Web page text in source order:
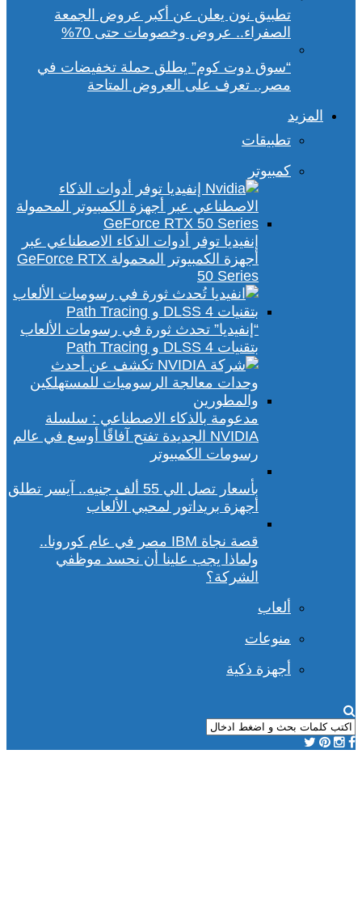
تطبيق نون يعلن عن أكبر عروض الجمعة
الصفراء.. عروض وخصومات حتى 70%
“سوق دوت كوم” يطلق حملة تخفيضات في
مصر.. تعرف على العروض المتاحة
المزيد
تطبيقات
كمبيوتر
إنفيديا توفر أدوات الذكاء الاصطناعي عبر
أجهزة الكمبيوتر المحمولة GeForce RTX
50 Series
“إنفيديا” تحدث ثورة في رسومات الألعاب
بتقنيات DLSS 4 و Path Tracing
مدعومة بالذكاء الاصطناعي : سلسلة
NVIDIA الجديدة تفتح آفاقًا أوسع في عالم
رسومات الكمبيوتر
بأسعار تصل الي 55 ألف جنيه.. آيسر تطلق
أجهزة بريداتور لمحبي الألعاب
قصة نجاة IBM مصر في عام كورونا..
ولماذا يجب علينا أن نحسد موظفي
الشركة؟
ألعاب
منوعات
أجهزة ذكية